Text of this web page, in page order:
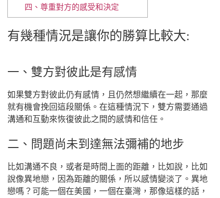
四、尊重對方的感受和決定
有幾種情況是讓你的勝算比較大:
一、雙方對彼此是有感情
如果雙方對彼此仍有感情，且仍然想繼續在一起，那麼
就有機會挽回這段關係。在這種情況下，雙方需要通過
溝通和互動來恢復彼此之間的感情和信任。
二、問題尚未到達無法彌補的地步
比如溝通不良，或者是時間上面的距離，比如說，比如
說像異地戀，因為距離的關係，所以感情變淡了。異地
戀嗎？可能一個在美國，一個在臺灣，那像這樣的話，